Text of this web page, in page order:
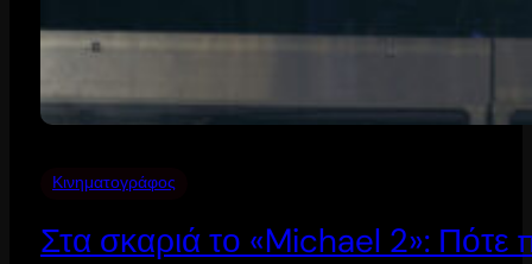
Κινηματογράφος
Στα σκαριά το «Michael 2»: Πότε